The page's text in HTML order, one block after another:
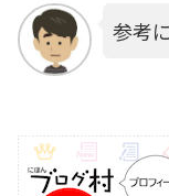
参考